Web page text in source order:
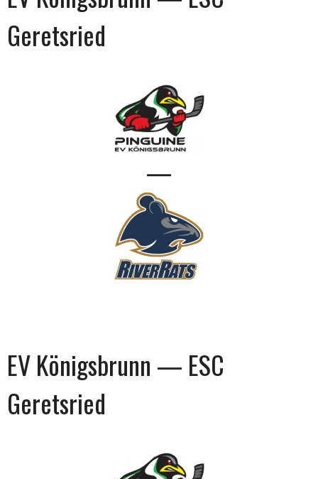
Geretsried
—
EV Königsbrunn — ESC
Geretsried